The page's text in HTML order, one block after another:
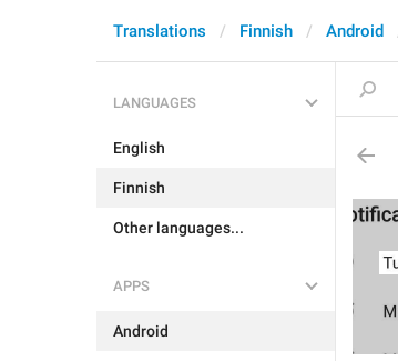
Translations Finnish Android
LANGUAGES
English
Finnish
Other languages...
APPS
Android